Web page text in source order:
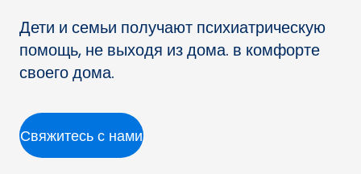
Дети и семьи получают психиатрическую
помощь, не выходя из дома. в комфорте
своего дома.
Свяжитесь с нами